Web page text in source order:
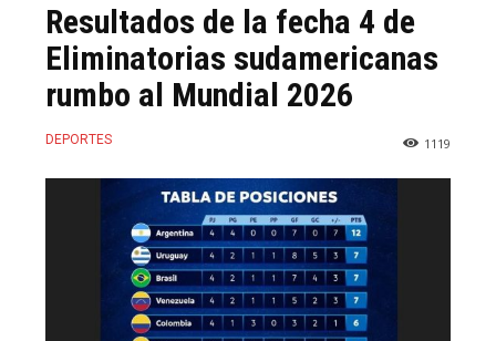
Resultados de la fecha 4 de
Eliminatorias sudamericanas
rumbo al Mundial 2026
DEPORTES 1119